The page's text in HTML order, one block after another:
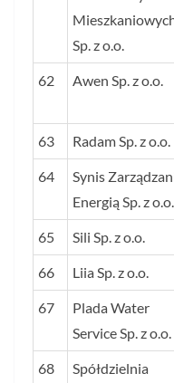
Sp. z o.o.
62 Awen Sp. z o.o.
63 Radam Sp. z o.o.
64
Synis
Energią Sp. z o.o.
65 Sili Sp. z o.o.
66 Liia Sp. z o.o.
67
Plada Water
Service Sp. z o.o.
68
Spółdzielnia